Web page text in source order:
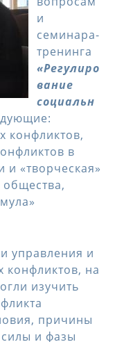
и
семинара-
тренинга
«Регулиро
вание
социальн
конфликтов,
в
и «творческая»
общества,
управления и
конфликтов, на
изучить
причины
и фазы